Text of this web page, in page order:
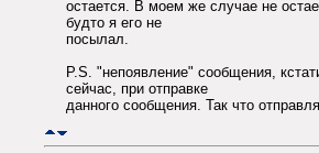
остается. В моем же случае не
будто я его не
посылал.
P.S. "непоявление" сообщения,
сейчас, при отправке
данного сообщения. Так что